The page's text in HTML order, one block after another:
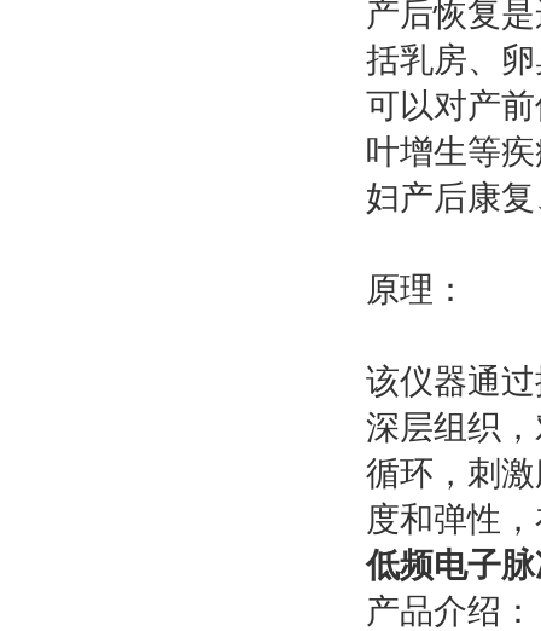
产后恢复
括乳房、
可以对产
叶增生等
妇产后康
原理：
该仪器通
深层组织
循环，刺
度和弹性
低频电子
产品介绍：